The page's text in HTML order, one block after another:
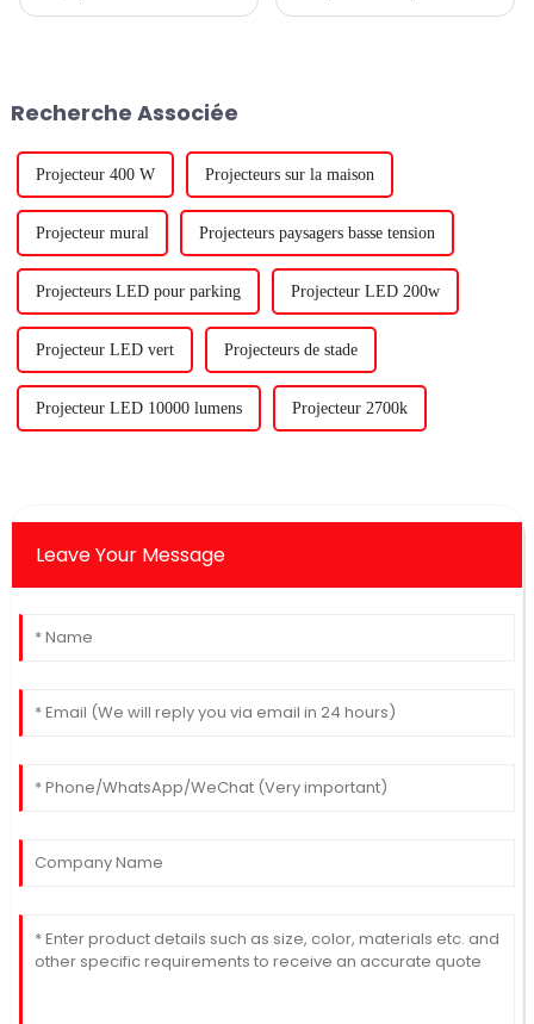
d'éclairage de croissance des
Recherche Associée
Projecteur 400 W Projecteurs sur la maison
Projecteur mural Projecteurs paysagers basse tension
Projecteurs LED pour parking Projecteur LED 200w
Projecteur LED vert Projecteurs de stade
Projecteur LED 10000 lumens Projecteur 2700k
Leave Your Message